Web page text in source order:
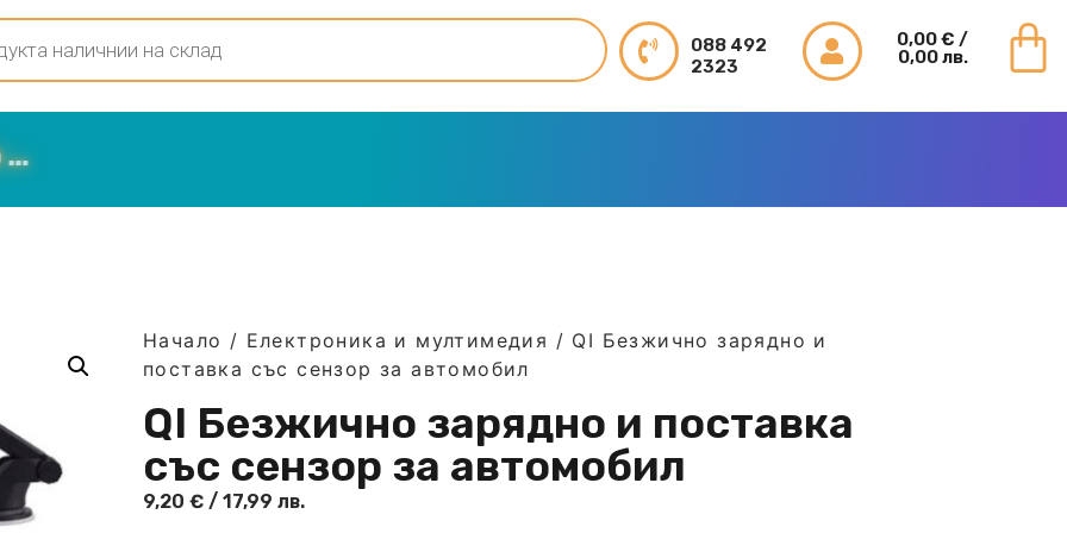
088 492
2323
0,00€ /
0,00 лв.
Начало / Електроника и мултимедия / QI Безжично зарядно и
поставка със сензор за автомобил
QI Безжично зарядно и поставка
със сензор за автомобил
9,20 € / 17,99 лв.